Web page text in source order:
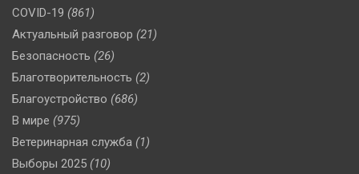
COVID-19 (861)
Актуальный разговор (21)
Безопасность (26)
Благотворительность (2)
Благоустройство (686)
В мире (975)
Ветеринарная служба (1)
Выборы 2025 (10)